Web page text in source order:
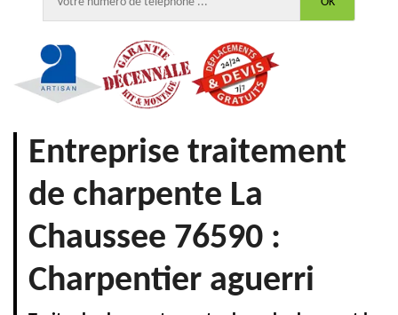
Entreprise traitement
de charpente La
Chaussee 76590 :
Charpentier aguerri